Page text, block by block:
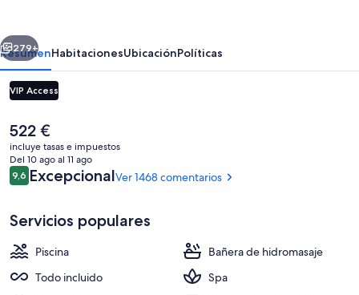
Adults
Only
All
Inclusive
Siguiente
279+
ResumenHabitacionesUbicaciónPolíticas
VIP Access
El
precio
actual
es
de
522 €
incluye tasas e impuestos
Del 10 ago al 11 ago
Comentarios
9,69,6 de 10
ExcepcionalVer 1468 comentarios
Servicios populares
Piscina
Bañera de hidromasaje
Todo incluido
Spa